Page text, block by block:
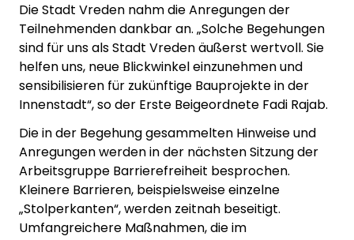
Die Stadt Vreden nahm die Anregungen der
Teilnehmenden dankbar an. „Solche Begehungen
sind für uns als Stadt Vreden äußerst wertvoll. Sie
helfen uns, neue Blickwinkel einzunehmen und
sensibilisieren für zukünftige Bauprojekte in der
Innenstadt“, so der Erste Beigeordnete Fadi Rajab.
Die in der Begehung gesammelten Hinweise und
Anregungen werden in der nächsten Sitzung der
Arbeitsgruppe Barrierefreiheit besprochen.
Kleinere Barrieren, beispielsweise einzelne
„Stolperkanten“, werden zeitnah beseitigt.
Umfangreichere Maßnahmen, die im